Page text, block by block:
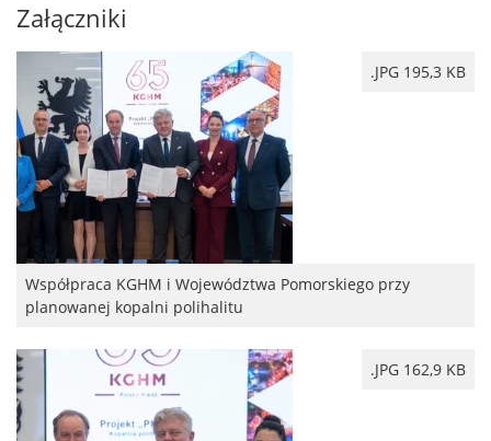
Załączniki
.JPG 195,3 KB
Współpraca KGHM i Województwa Pomorskiego przy
planowanej kopalni polihalitu
.JPG 162,9 KB